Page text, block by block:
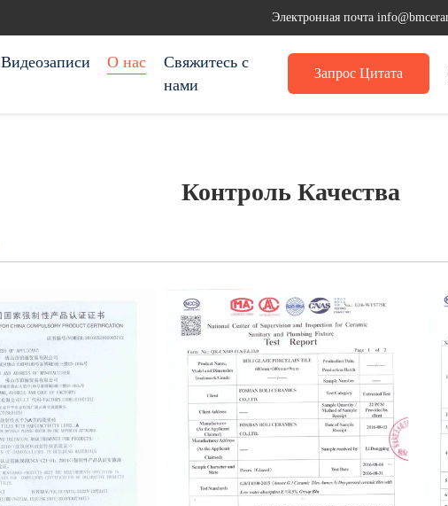
Электронная почта
Видеозаписи О нас
Свяжитесь с
нами
Запрос Цитата
Контроль Качества